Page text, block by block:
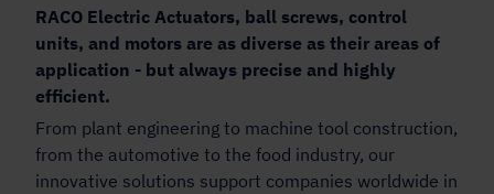
RACO Electric Actuators, ball screws, control
units, and motors are as diverse as their areas of
application - but always precise and highly
efficient.
From plant engineering to machine tool construction,
from the automotive to the food industry, our
innovative solutions support companies worldwide in